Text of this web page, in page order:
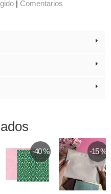
Comentarios
-40 % -15 %